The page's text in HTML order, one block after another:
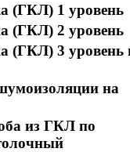
(ГКЛ) 1 уровень
(ГКЛ) 2 уровень
(ГКЛ) 3 уровень
на
из ГКЛ по